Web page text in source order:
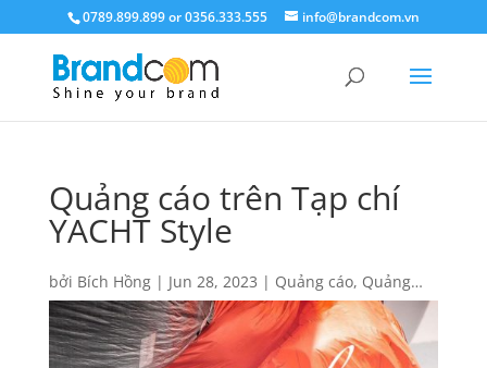
0789.899.899 or 0356.333.555 info@brandcom.vn
Quảng cáo trên Tạp chí
YACHT Style
bởi Bích Hồng| Jun 28, 2023 | Quảng cáo, Quảng
cáo báo giấy